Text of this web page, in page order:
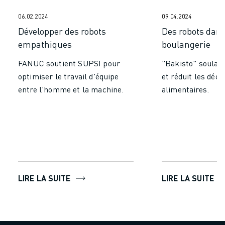
PEINTURE
PALETTISATION
SOUDAGE PAR POINTS
INSPECTION DE LA VISION
DÉCOUPAGE PAR FIL EDM
TÉMOIGNAGES
PIÈCES DE RECHANGE
REMISE À NEUF
06.02.2024
Développer des robots
empathiques
FANUC soutient SUPSI pour
optimiser le travail d'équipe
entre l'homme et la machine.
LIRE LA SUITE
09.04.2024
Des robots
boulangerie
"Bakisto"
et réduit les
alimentaires.
LIRE LA SUITE